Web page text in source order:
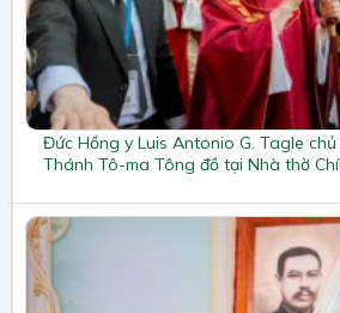
Đức Hồng y Luis Antonio G. Tagle
Thánh Tô-ma Tông đồ tại Nhà thờ